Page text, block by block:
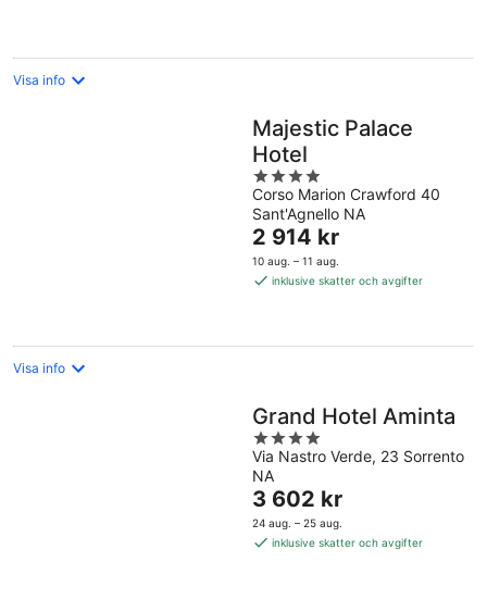
Visa info
Majestic Palace
Hotel
4
out
of
5
Corso Marion Crawford 40
Sant'Agnello NA
Priset
är
2 914 kr
2 914 kr
10 aug. – 11 aug.
inklusive skatter och avgifter
Visa info
Grand Hotel Aminta
4
out
of
5
Via Nastro Verde, 23 Sorrento
NA
Priset
är
3 602 kr
3 602 kr
24 aug. – 25 aug.
inklusive skatter och avgifter